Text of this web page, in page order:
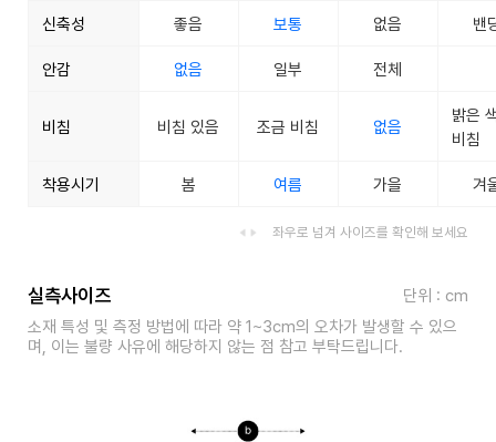
신축성 좋음 보통 없음 밴
안감 없음 일부 전체
비침 비침 있음 조금 비침 없음
밝은
비침
착용시기 봄 여름 가을 겨
좌우로 넘겨 사이즈를 확인해 보세요
실측사이즈
단위 : cm
소재 특성 및 측정 방법에 따라 약 1~3cm의 오차가 발생할 수 있으
며, 이는 불량 사유에 해당하지 않는 점 참고 부탁드립니다.